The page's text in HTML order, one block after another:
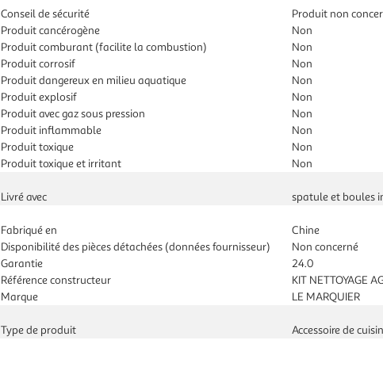
Conseil de sécurité
Produit non
Produit cancérogène
Non
Produit comburant (facilite la combustion)
Non
Produit corrosif
Non
Produit dangereux en milieu aquatique
Non
Produit explosif
Non
Produit avec gaz sous pression
Non
Produit inflammable
Non
Produit toxique
Non
Produit toxique et irritant
Non
Livré avec
spatule et boules
Fabriqué en
Chine
Disponibilité des pièces détachées (données fournisseur)
Non concerné
Garantie
24.0
Référence constructeur
KIT NETTOYAGE
Marque
LE MARQUIER
Type de produit
Accessoire de